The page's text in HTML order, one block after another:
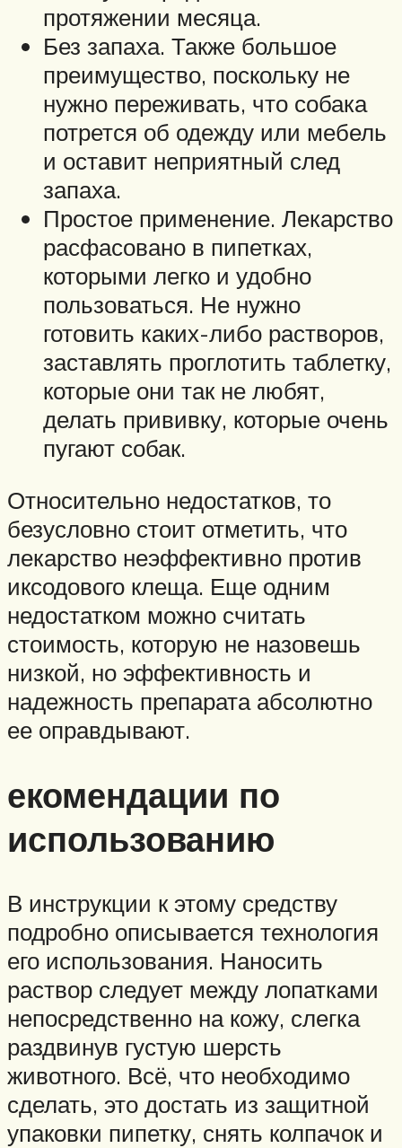
протяжении месяца.
Без запаха. Также большое
преимущество, поскольку не
нужно переживать, что собака
потрется об одежду или мебель
и оставит неприятный след
запаха.
Простое применение. Лекарство
расфасовано в пипетках,
которыми легко и удобно
пользоваться. Не нужно
готовить каких-либо растворов,
заставлять проглотить таблетку,
которые они так не любят,
делать прививку, которые очень
пугают собак.
Относительно недостатков, то
безусловно стоит отметить, что
лекарство неэффективно против
иксодового клеща. Еще одним
недостатком можно считать
стоимость, которую не назовешь
низкой, но эффективность и
надежность препарата абсолютно
ее оправдывают.
екомендации по
использованию
В инструкции к этому средству
подробно описывается технология
его использования. Наносить
раствор следует между лопатками
непосредственно на кожу, слегка
раздвинув густую шерсть
животного. Всё, что необходимо
сделать, это достать из защитной
упаковки пипетку, снять колпачок и